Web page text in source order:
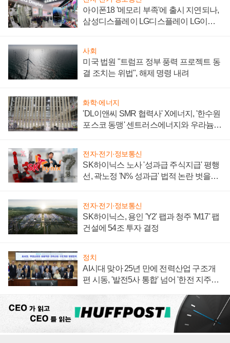
아이폰18 '메모리 부족'에 출시 지연되나,
삼성디스플레이 LG디스플레이 LG이노
사회
미국 법원 "트럼프 정부 풍력 프로젝트 동
결 조치는 위법", 해제 명령 내려
화학·에너지
'DL이앤씨 SMR 협력사' X에너지, '한수원
포스코 동맹' 센트러스에너지와 우라늄
전자·전기·정보통신
SK하이닉스 노사 '성과급 주식지급' 평행
선, 곽노정 'N% 성과급' 법적 논란 벗을지
전자·전기·정보통신
SK하이닉스, 용인 'Y2' 팹과 청주 'M17' 팹
건설에 54조 투자 결정
정치
AI시대 맞아 25년 만에 전력산업 구조개
편 시동, '발전5사 통합' 넘어 '한전 지주사'